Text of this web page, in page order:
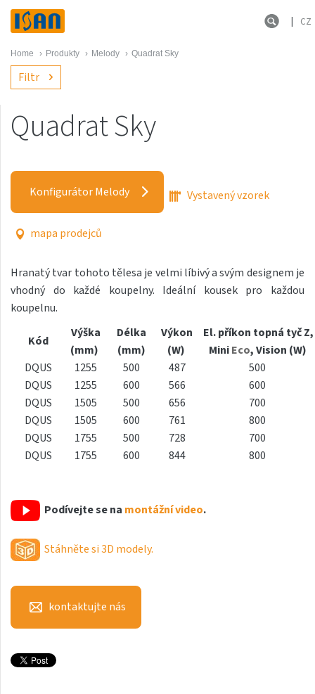
CZ
Home › Produkty › Melody › Quadrat Sky
Filtr
Melody
Akros s háčky
Akros One
Antika Double
Antika Double Horizontal
Antika Light
Aruba Double
Aruba Double Horizontal
Arte
Atria
Avondo
Axis
Calypso
Calypso L
Carme
Club Sky
Quadrat Sky
Konfigurátor Melody Vystavený vzorek
mapa prodejců
Hranatý tvar tohoto tělesa je velmi líbivý a svým designem je
vhodný do každé koupelny. Ideální kousek pro každou
koupelnu.
Kód
Výška
(mm)
Délka
(mm)
Výkon
(W)
El. příkon topná tyč Z,
MiniEco, Vision (W)
DQUS
1255 500 487
500
DQUS
1255 600 566
600
DQUS
1505 500 656
700
DQUS
1505 600 761
800
DQUS
1755 500 728
700
DQUS
1755 600 844 800
Podívejte se na montážní video.
Stáhněte si 3D modely.
kontaktujte nás